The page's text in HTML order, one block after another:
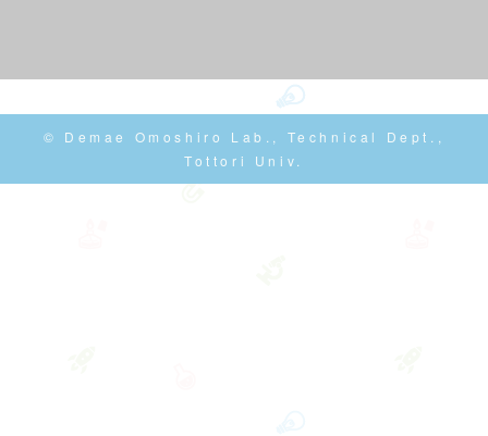
© Demae Omoshiro Lab., Technical Dept.,
Tottori Univ.